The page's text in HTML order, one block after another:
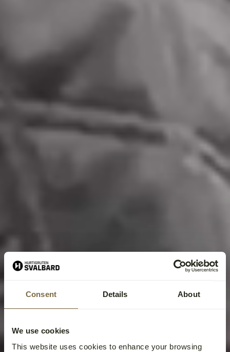
Consent Details About
We use cookies
This website uses cookies to enhance your browsing